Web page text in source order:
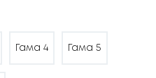
Гама 4 Гама 5